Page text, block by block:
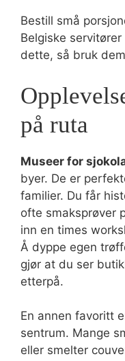
Bestill små
Belgiske
dette, så bruk
på ruta
Museer for
byer. De er
familier. Du får
ofte smaksprøver
inn en times
Å dyppe egen
gjør at du ser
etterpå.
En annen favoritt
sentrum. Mange
eller smelter